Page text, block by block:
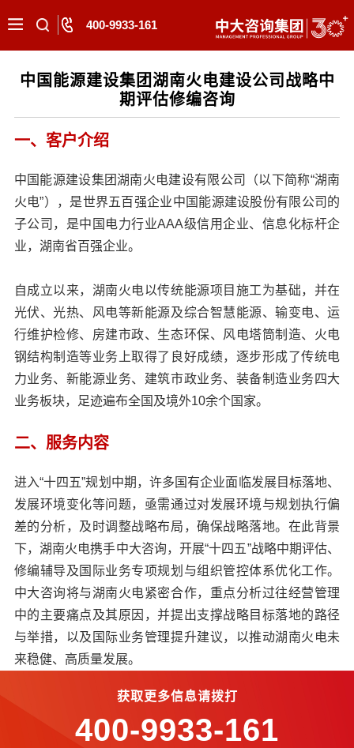
400-9933-161
中国能源建设集团湖南火电建设公司战略中
期评估修编咨询
一、客户介绍
中国能源建设集团湖南火电建设有限公司（以下简称“湖南
火电”），是世界五百强企业中国能源建设股份有限公司的
子公司，是中国电力行业AAA级信用企业、信息化标杆企
业，湖南省百强企业。
自成立以来，湖南火电以传统能源项目施工为基础，并在
光伏、光热、风电等新能源及综合智慧能源、输变电、运
行维护检修、房建市政、生态环保、风电塔筒制造、火电
钢结构制造等业务上取得了良好成绩，逐步形成了传统电
力业务、新能源业务、建筑市政业务、装备制造业务四大
业务板块，足迹遍布全国及境外10余个国家。
二、服务内容
进入“十四五”规划中期，许多国有企业面临发展目标落地、
发展环境变化等问题，亟需通过对发展环境与规划执行偏
差的分析，及时调整战略布局，确保战略落地。在此背景
下，湖南火电携手中大咨询，开展“十四五”战略中期评估、
修编辅导及国际业务专项规划与组织管控体系优化工作。
中大咨询将与湖南火电紧密合作，重点分析过往经营管理
中的主要痛点及其原因，并提出支撑战略目标落地的路径
与举措，以及国际业务管理提升建议，以推动湖南火电未
来稳健、高质量发展。
获取更多信息请拨打
400-9933-161